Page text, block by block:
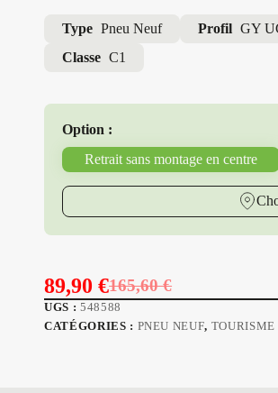
Type Pneu Neuf Profil GY
Classe C1
Option :
Retrait sans montage en centre
165,60€
Le
prix
89,90€Le
prix
UGS : 548588
CATÉGORIES : PNEU NEUF, TOURISME